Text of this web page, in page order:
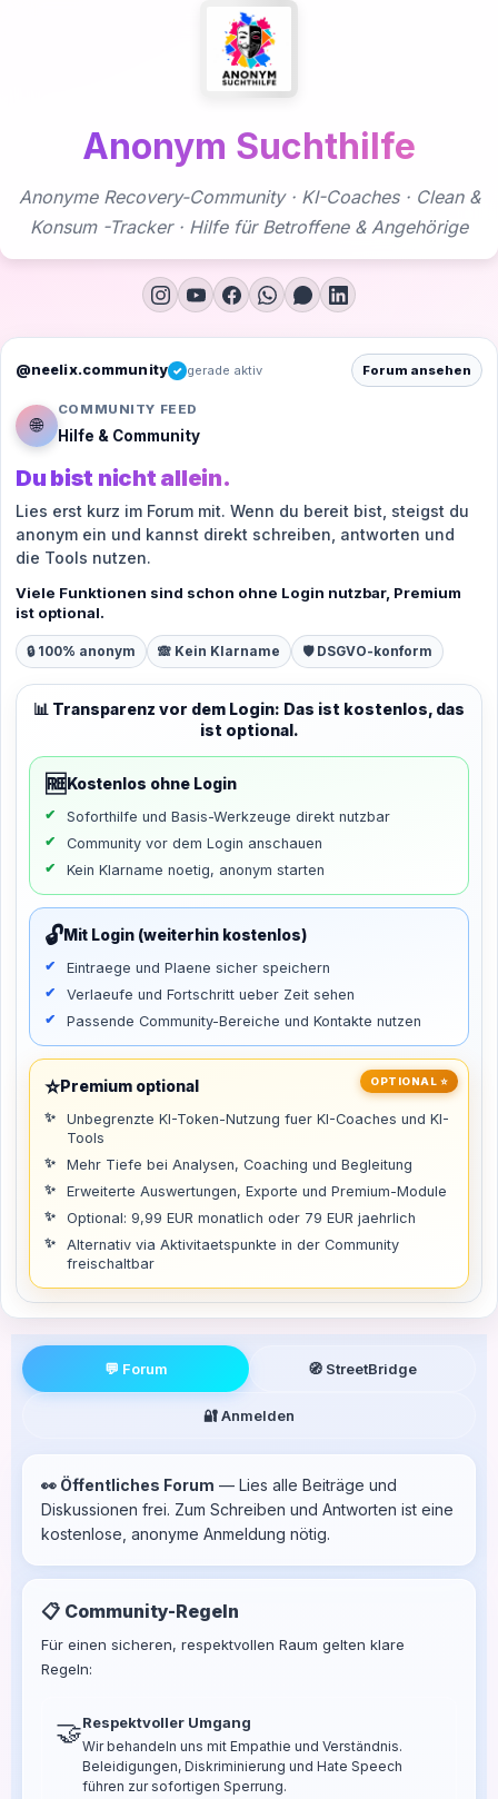
Anonym Suchthilfe
Anonyme Recovery-Community · KI-Coaches · Clean &
Konsum -Tracker · Hilfe für Betroffene & Angehörige
@neelix.community ✓ gerade aktiv Forum ansehen
🌐
COMMUNITY FEED
Hilfe & Community
Du bist nicht allein.
Lies erst kurz im Forum mit. Wenn du bereit bist, steigst du
anonym ein und kannst direkt schreiben, antworten und
die Tools nutzen.
Viele Funktionen sind schon ohne Login nutzbar, Premium
ist optional.
🔒 100% anonym 🙈 Kein Klarname 🛡️ DSGVO-konform
📊 Transparenz vor dem Login: Das ist kostenlos, das
ist optional.
🆓 Kostenlos ohne Login
Soforthilfe und Basis-Werkzeuge direkt nutzbar
Community vor dem Login anschauen
Kein Klarname noetig, anonym starten
🔓Mit Login (weiterhin kostenlos)
Eintraege und Plaene sicher speichern
Verlaeufe und Fortschritt ueber Zeit sehen
Passende Community-Bereiche und Kontakte nutzen
OPTIONAL ⭐
⭐Premium optional
Unbegrenzte KI-Token-Nutzung fuer KI-Coaches und KI-
Tools
Mehr Tiefe bei Analysen, Coaching und Begleitung
Erweiterte Auswertungen, Exporte und Premium-Module
Optional: 9,99 EUR monatlich oder 79 EUR jaehrlich
Alternativ via Aktivitaetspunkte in der Community
freischaltbar
💬 Forum 🧭 StreetBridge
🔐 Anmelden
👀 Öffentliches Forum — Lies alle Beiträge und
Diskussionen frei. Zum Schreiben und Antworten ist eine
kostenlose, anonyme Anmeldung nötig.
📋 Community-Regeln
Für einen sicheren, respektvollen Raum gelten klare
Regeln:
🤝Respektvoller Umgang
Wir behandeln uns mit Empathie und Verständnis.
Beleidigungen, Diskriminierung und Hate Speech
führen zur sofortigen Sperrung.